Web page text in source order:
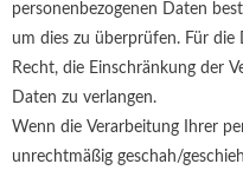
personenbezogenen Daten
um dies zu überprüfen. Für die
Recht, die Einschränkung der
Daten zu verlangen.
Wenn die Verarbeitung Ihrer
unrechtmäßig geschah/